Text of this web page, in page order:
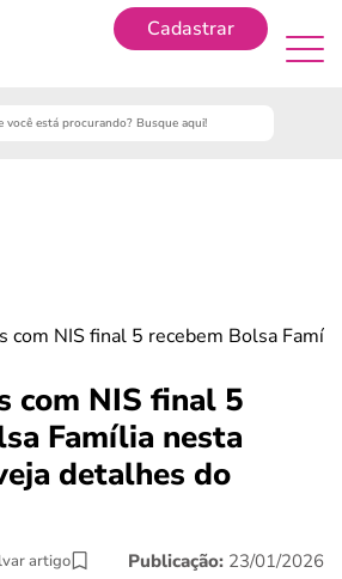
Cadastrar
com NIS final 5 recebem Bolsa
com NIS final 5
Família nesta
detalhes do
artigo Publicação: 23/01/2026